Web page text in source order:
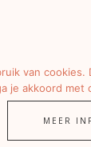
van cookies.
je akkoord met
MEER